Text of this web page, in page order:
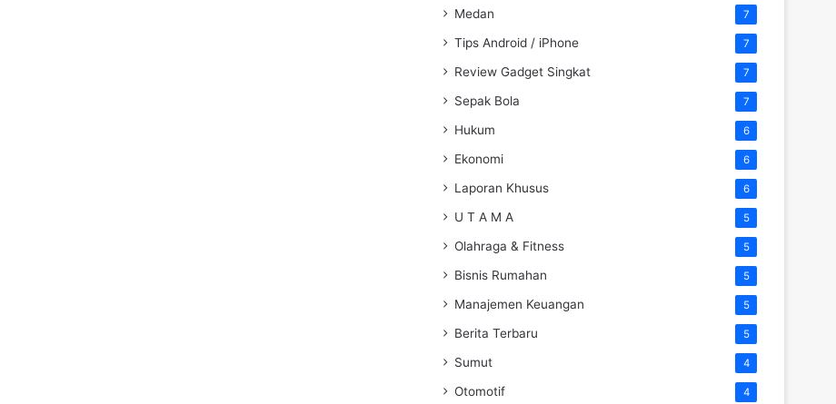
Medan 7
Tips Android / iPhone 7
Review Gadget Singkat 7
Sepak Bola 7
Hukum 6
Ekonomi 6
Laporan Khusus 6
U T A M A 5
Olahraga & Fitness 5
Bisnis Rumahan 5
Manajemen Keuangan 5
Berita Terbaru 5
Sumut 4
Otomotif 4